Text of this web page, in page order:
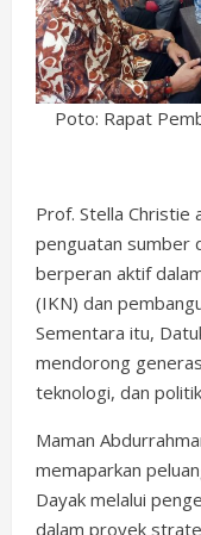
Poto: Rapat
Prof. Stella Christie
penguatan sumber
berperan aktif
(IKN) dan
Sementara itu,
mendorong
teknologi, dan
Maman
memaparkan
Dayak melalui
dalam proyek